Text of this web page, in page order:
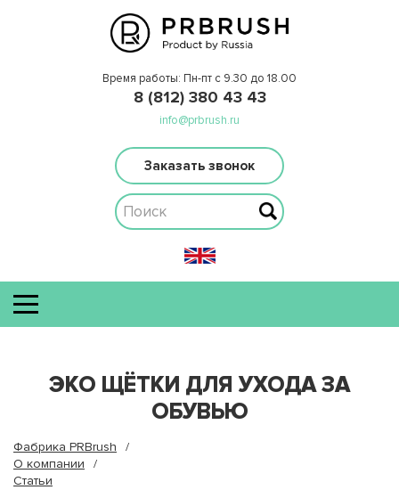
Время работы: Пн-пт с 9.30 до 18.00
8 (812) 380 43 43
info@prbrush.ru
Заказать звонок
ЭКО ЩЁТКИ ДЛЯ УХОДА ЗА
ОБУВЬЮ
Фабрика PRBrush
О компании
Статьи